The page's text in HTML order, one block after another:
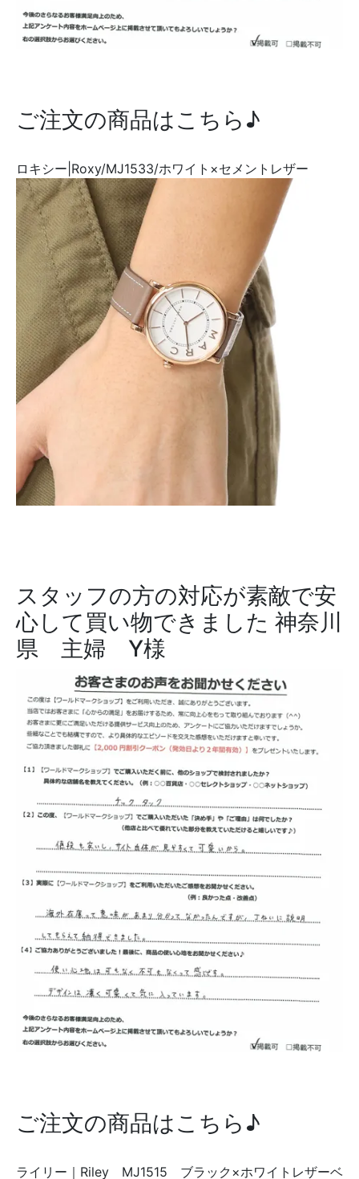
ご注文の商品はこちら♪
ロキシー|Roxy/MJ1533/ホワイト×セメントレザー
スタッフの方の対応が素敵で安
心して買い物できました 神奈川
県 主婦 Y様
ご注文の商品はこちら♪
ライリー｜Riley MJ1515 ブラック×ホワイトレザーベ